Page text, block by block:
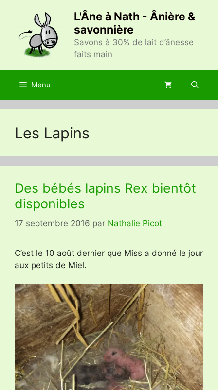
contenu
L'Âne à Nath - Ânière &
savonnière
Savons à 30% de lait d’ânesse
faits main
Menu
Les Lapins
Des bébés lapins Rex bientôt
disponibles
17 septembre 2016 par Nathalie Picot
C’est le 10 août dernier que Miss a donné le jour
aux petits de Miel.